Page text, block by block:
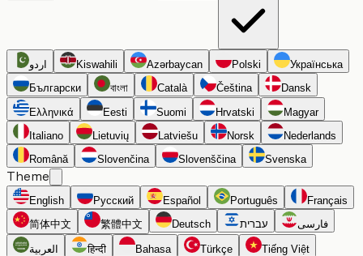
اردو Kiswahili Azərbaycan Polski
Українська
Български
বাংলা Català Čeština
Dansk
Ελληνικά
Eesti Suomi Hrvatski
Magyar
Italiano
Lietuvių Latviešu Norsk
Nederlands
Română
Slovenčina Slovenščina Svenska
Theme
English Русский Español Português
Français
简体中文
繁體中文 Deutsch עברית فارسی
العربية हिन्दी Bahasa Türkçe
Tiếng Việt